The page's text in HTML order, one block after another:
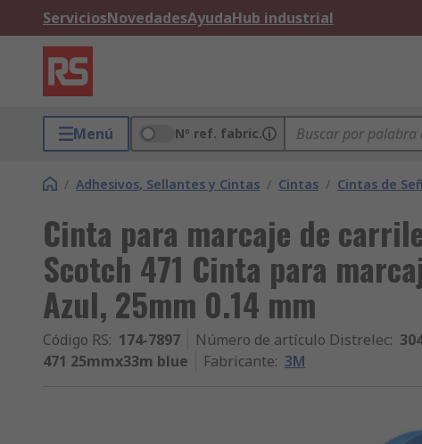
ServiciosNovedadesAyudaHub industrial
Menú Nº ref. fabric.
/ Adhesivos, Sellantes y Cintas / Cintas / Cintas de
Cinta para marcaje de
Scotch 471 Cinta para
Azul, 25mm 0.14 mm
Código RS: 174-7897 Número de artículo Distrelec:
471 25mmx33m blue
Fabricante: 3M